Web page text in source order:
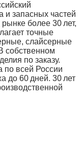
и запасных частей
более 30 лет,
точные
слайсерные
собственном
по заказу.
по всей России
до 60 дней. 30 лет